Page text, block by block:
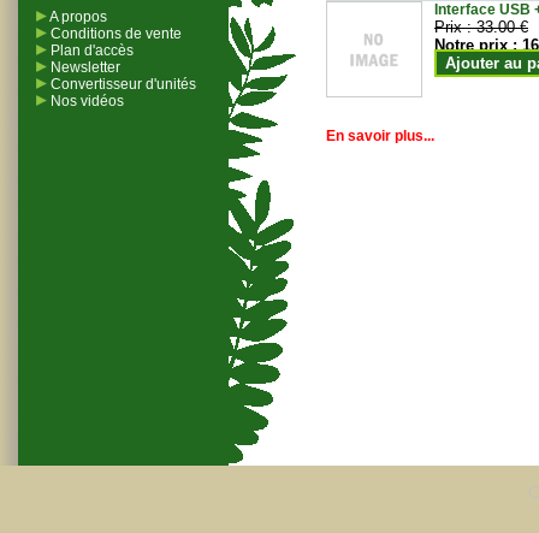
A propos
Conditions de vente
Plan d'accès
Newsletter
Convertisseur d'unités
Nos vidéos
Interface USB
Prix :33.00 €
Notre prix :
Ajouter au
En savoir plus...